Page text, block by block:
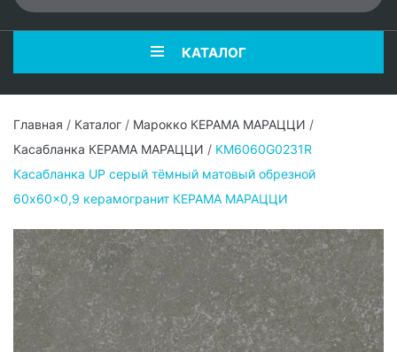
КАТАЛОГ
Главная / Каталог / Марокко КЕРАМА МАРАЦЦИ /
Касабланка КЕРАМА МАРАЦЦИ / KM6060G0231R
Касабланка UP серый тёмный матовый обрезной
60x60x0,9 керамогранит КЕРАМА МАРАЦЦИ